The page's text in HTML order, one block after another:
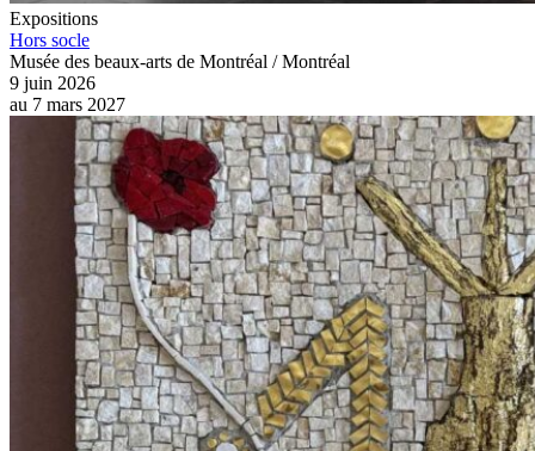
Expositions
Hors socle
Musée des beaux-arts de Montréal / Montréal
9 juin 2026
au 7 mars 2027